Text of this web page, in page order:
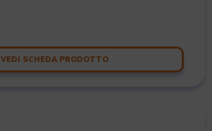
VEDI SCHEDA PRODOTTO